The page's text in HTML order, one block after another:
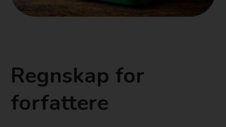
Regnskap for
forfattere